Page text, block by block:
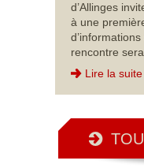
d’Allinges
à une
rencontre
Lire la suite